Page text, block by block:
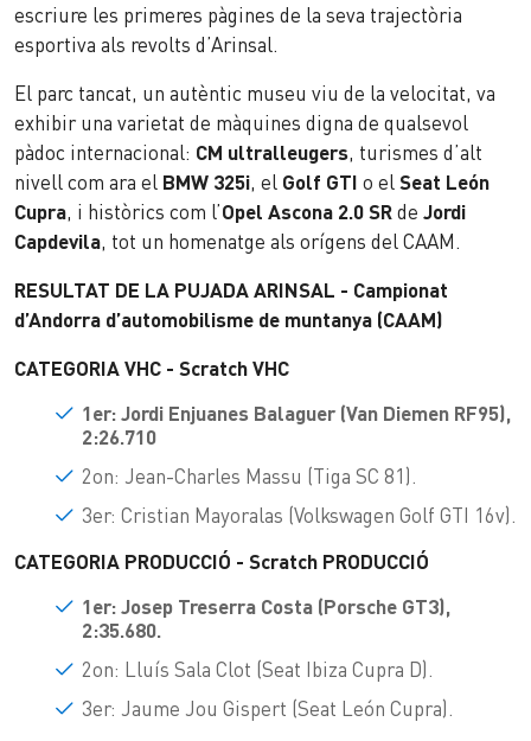
escriure les primeres pàgines de la seva trajectòria
esportiva als revolts d’Arinsal.
El parc tancat, un autèntic museu viu de la velocitat, va
exhibir una varietat de màquines digna de qualsevol
pàdoc internacional: CM ultralleugers, turismes d’alt
nivell com ara el BMW 325i, el Golf GTI o elSeat León
Cupra, i històrics com l’Opel Ascona 2.0 SRde Jordi
Capdevila, tot un homenatge als orígens del CAAM.
RESULTAT DE LA PUJADA ARINSAL - Campionat
d’Andorra d’automobilisme de muntanya (CAAM)
CATEGORIA VHC - Scratch VHC
1er: Jordi Enjuanes Balaguer (Van Diemen RF95),
2:26.710
2on: Jean-Charles Massu (Tiga SC 81).
3er: Cristian Mayoralas (Volkswagen Golf GTI 16v).
CATEGORIA PRODUCCIÓ - Scratch PRODUCCIÓ
1er: Josep Treserra Costa (Porsche GT3),
2:35.680.
2on: Lluís Sala Clot (Seat Ibiza Cupra D).
3er: Jaume Jou Gispert (Seat León Cupra).